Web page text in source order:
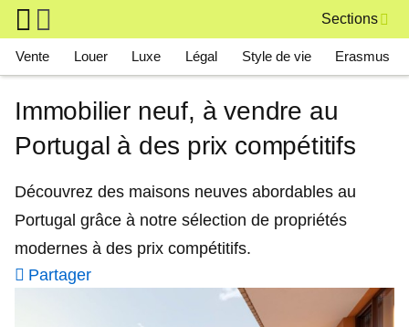
Skip to main content
Sections
Main navigation
Vente Louer Luxe Légal Style de vie Erasmus
Immobilier neuf, à vendre au
Portugal à des prix compétitifs
Découvrez des maisons neuves abordables au
Portugal grâce à notre sélection de propriétés
modernes à des prix compétitifs.
Partager